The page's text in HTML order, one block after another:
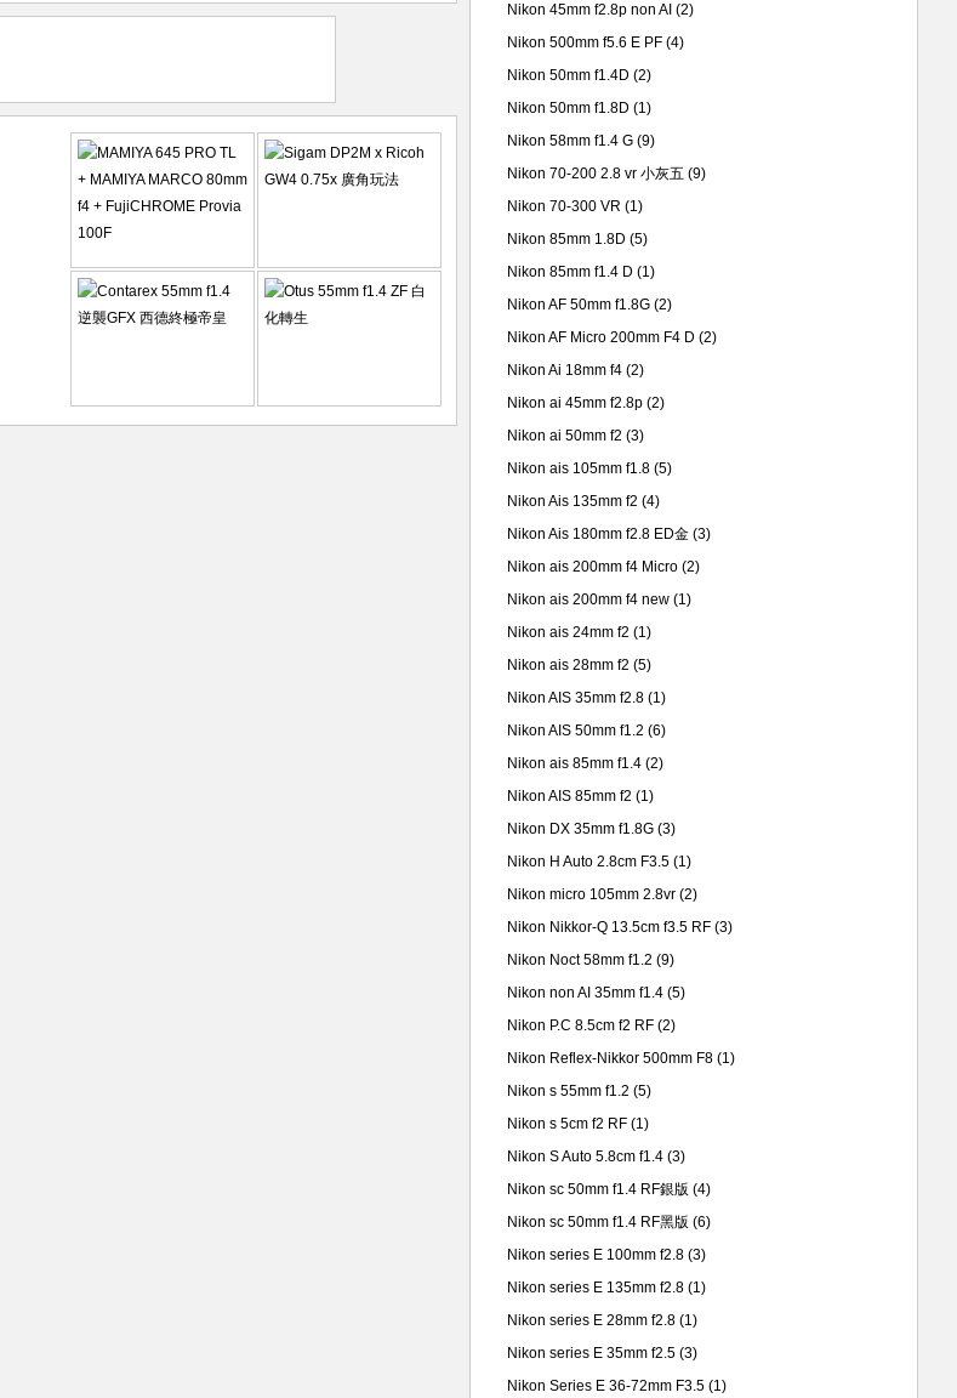
Nikon 45mm f2.8p non AI (2)
Nikon 500mm f5.6 E PF (4)
Nikon 50mm f1.4D (2)
Nikon 50mm f1.8D (1)
Nikon 58mm f1.4 G (9)
Nikon 70-200 2.8 vr 小灰五 (9)
Nikon 70-300 VR (1)
Nikon 85mm 1.8D (5)
Nikon 85mm f1.4 D (1)
Nikon AF 50mm f1.8G (2)
Nikon AF Micro 200mm F4 D (2)
Nikon Ai 18mm f4 (2)
Nikon ai 45mm f2.8p (2)
Nikon ai 50mm f2 (3)
Nikon ais 105mm f1.8 (5)
Nikon Ais 135mm f2 (4)
Nikon Ais 180mm f2.8 ED金 (3)
Nikon ais 200mm f4 Micro (2)
Nikon ais 200mm f4 new (1)
Nikon ais 24mm f2 (1)
Nikon ais 28mm f2 (5)
Nikon AIS 35mm f2.8 (1)
Nikon AIS 50mm f1.2 (6)
Nikon ais 85mm f1.4 (2)
Nikon AIS 85mm f2 (1)
Nikon DX 35mm f1.8G (3)
Nikon H Auto 2.8cm F3.5 (1)
Nikon micro 105mm 2.8vr (2)
Nikon Nikkor-Q 13.5cm f3.5 RF (3)
Nikon Noct 58mm f1.2 (9)
Nikon non AI 35mm f1.4 (5)
Nikon P.C 8.5cm f2 RF (2)
Nikon Reflex-Nikkor 500mm F8 (1)
Nikon s 55mm f1.2 (5)
Nikon s 5cm f2 RF (1)
Nikon S Auto 5.8cm f1.4 (3)
Nikon sc 50mm f1.4 RF銀版 (4)
Nikon sc 50mm f1.4 RF黑版 (6)
Nikon series E 100mm f2.8 (3)
Nikon series E 135mm f2.8 (1)
Nikon series E 28mm f2.8 (1)
Nikon series E 35mm f2.5 (3)
Nikon Series E 36-72mm F3.5 (1)